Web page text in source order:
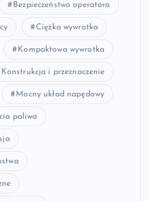
Bezpieczeństwo operatora
Ciężka wywrotka
Kompaktowa wywrotka
Konstrukcja i przeznaczenie
Mocny układ napędowy
paliwa